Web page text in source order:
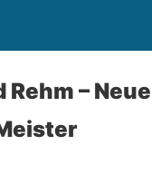
– Neue